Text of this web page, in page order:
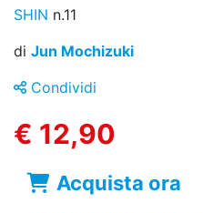
SHIN n.11
di Jun Mochizuki
Condividi
€ 12,90
Acquista ora